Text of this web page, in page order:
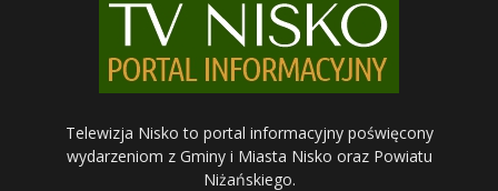
Telewizja Nisko to portal informacyjny poświęcony
wydarzeniom z Gminy i Miasta Nisko oraz Powiatu
Niżańskiego.